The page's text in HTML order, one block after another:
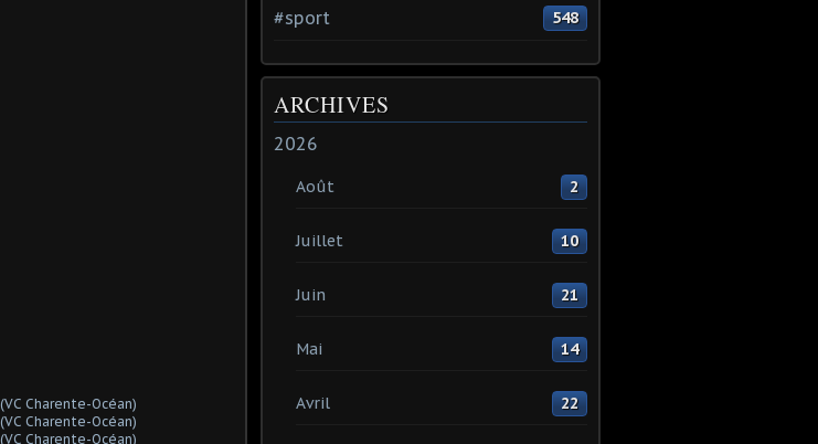
#sport 548
ARCHIVES
2026
Août 2
Juillet 10
Juin 21
Mai 14
Avril 22